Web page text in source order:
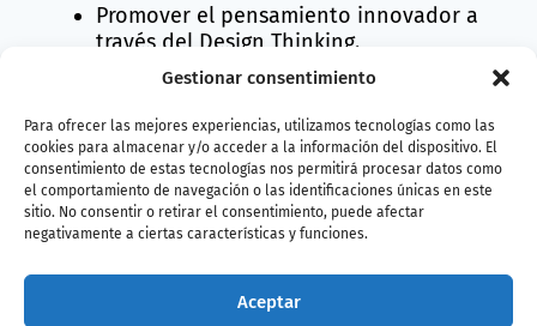
Gestionar consentimiento
Para ofrecer las mejores experiencias, utilizamos tecnologías como las
cookies para almacenar y/o acceder a la información del dispositivo. El
consentimiento de estas tecnologías nos permitirá procesar datos como
el comportamiento de navegación o las identificaciones únicas en este
sitio. No consentir o retirar el consentimiento, puede afectar
negativamente a ciertas características y funciones.
Aceptar
Promover el pensamiento innovador a
través del Design Thinking.
Trabajar estrategias básicas de
Favorecer la escucha activa y la
comunicación.
Edad recomendada: 5 a 12 años
Fechas: Sábado 28 de mayo